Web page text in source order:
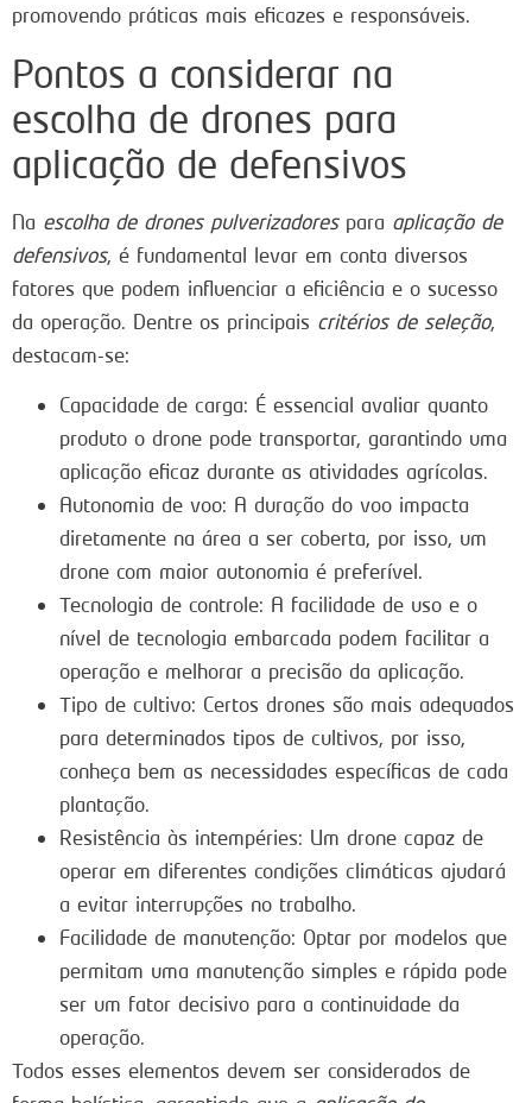
promovendo práticas mais eficazes e responsáveis.
Pontos a considerar na
escolha de drones para
aplicação de defensivos
Na escolha de drones pulverizadorespara aplicação de
defensivos, é fundamental levar em conta diversos
fatores que podem influenciar a eficiência e o sucesso
da operação. Dentre os principais critérios de seleção,
destacam-se:
Capacidade de carga: É essencial avaliar quanto
produto o drone pode transportar, garantindo uma
aplicação eficaz durante as atividades agrícolas.
Autonomia de voo: A duração do voo impacta
diretamente na área a ser coberta, por isso, um
drone com maior autonomia é preferível.
Tecnologia de controle: A facilidade de uso e o
nível de tecnologia embarcada podem facilitar a
operação e melhorar a precisão da aplicação.
Tipo de cultivo: Certos drones são mais adequados
para determinados tipos de cultivos, por isso,
conheça bem as necessidades específicas de cada
plantação.
Resistência às intempéries: Um drone capaz de
operar em diferentes condições climáticas ajudará
a evitar interrupções no trabalho.
Facilidade de manutenção: Optar por modelos que
permitam uma manutenção simples e rápida pode
ser um fator decisivo para a continuidade da
operação.
Todos esses elementos devem ser considerados de